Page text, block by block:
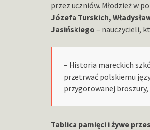
przez uczniów. Młodzież w
Józefa Turskich,
Jasińskiego – nauczycieli,
– Historia mareckich
przetrwać polskiemu
przygotowanej broszury,
Tablica pamięci i żywe